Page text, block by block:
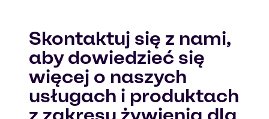
Skontaktuj się z nami,
aby dowiedzieć się
więcej o naszych
usługach i produktach